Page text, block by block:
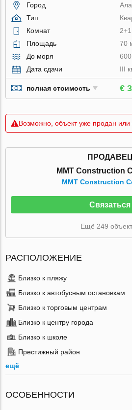
Город
Тип
Комнат
2+1
Площадь
70
До моря
Дата сдачи
III
полная стоимость €
Возможно, объект уже продан или
MMT Construction
MMT Construction
Связаться
Ещё 249
РАСПОЛОЖЕНИЕ
Близко к пляжу
Близко к автобусным остановкам
Близко к торговым центрам
Близко к центру города
Близко к школе
Престижный район
ещё
ОСОБЕННОСТИ